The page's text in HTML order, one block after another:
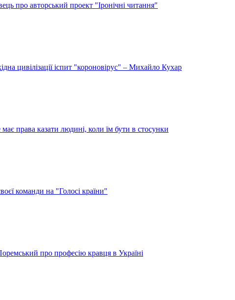
про авторський проект "Іронічні читання"
цивілізації іспит "короновірус" – Михайло Кухар
права казати людині, коли їм бути в стосунки
команди на "Голосі країни"
про професію кравця в Україні